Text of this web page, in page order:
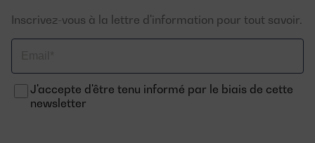
Inscrivez-vous à la lettre d'information pour tout savoir.
J'accepte d'être tenu informé par le biais de cette
newsletter